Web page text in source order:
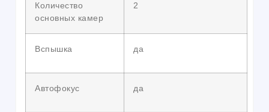
Количество
основных камер
2
Вспышка да
Автофокус да